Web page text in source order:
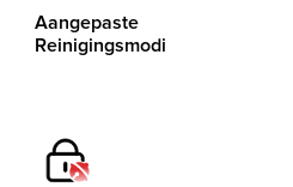
Aangepaste
Reinigingsmodi